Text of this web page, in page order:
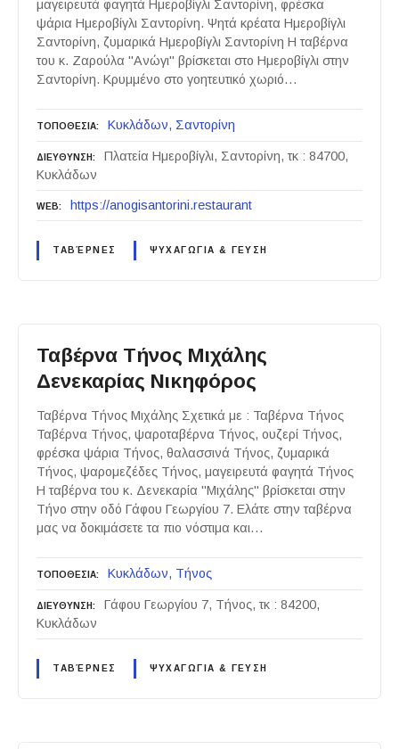
μαγειρευτά φαγητά Ημεροβίγλι Σαντορίνη, φρέσκα
ψάρια Ημεροβίγλι Σαντορίνη. Ψητά κρέατα Ημεροβίγλι
Σαντορίνη, ζυμαρικά Ημεροβίγλι Σαντορίνη Η ταβέρνα
του κ. Ζαρούλα "Ανώγι" βρίσκεται στο Ημεροβίγλι στην
Σαντορίνη. Κρυμμένο στο γοητευτικό χωριό…
ΤΟΠΟΘΕΣΙΑ Κυκλάδων Σαντορίνη
ΔΙΕΥΘΥΝΣΗ
Πλατεία Ημεροβίγλι, Σαντορίνη, τκ : 84700,
Κυκλάδων
WEB https://anogisantorini.restaurant
ΤΑΒΈΡΝΕΣ ΨΥΧΑΓΩΓΙΑ & ΓΕΥΣΗ
Ταβέρνα Τήνος Μιχάλης
Δενεκαρίας Νικηφόρος
Ταβέρνα Τήνος Μιχάλης Σχετικά με : Ταβέρνα Τήνος
Ταβέρνα Τήνος, ψαροταβέρνα Τήνος, ουζερί Τήνος,
φρέσκα ψάρια Τήνος, θαλασσινά Τήνος, ζυμαρικά
Τήνος, ψαρομεζέδες Τήνος, μαγειρευτά φαγητά Τήνος
Η ταβέρνα του κ. Δενεκαρία "Μιχάλης" βρίσκεται στην
Τήνο στην οδό Γάφου Γεωργίου 7. Ελάτε στην ταβέρνα
μας να δοκιμάσετε τα πιο νόστιμα και…
ΤΟΠΟΘΕΣΙΑ Κυκλάδων Τήνος
ΔΙΕΥΘΥΝΣΗ
Γάφου Γεωργίου 7, Τήνος, τκ : 84200,
Κυκλάδων
ΤΑΒΈΡΝΕΣ ΨΥΧΑΓΩΓΙΑ & ΓΕΥΣΗ